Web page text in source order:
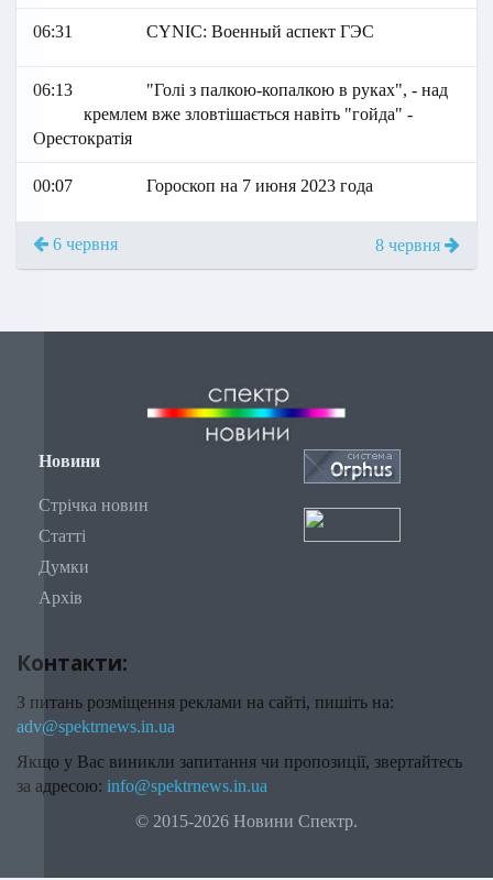
06:31 СYNIC: Военный аспект ГЭС
06:13
"Голі з палкою-копалкою в руках", - над
кремлем вже зловтішається навіть "гойда" -
Орестократія
00:07 Гороскоп на 7 июня 2023 года
6 червня 8 червня
Новини
Стрічка новин
Статті
Думки
Архів
Контакти:
З питань розміщення реклами на сайті, пишіть на:
adv@spektrnews.in.ua
Якщо у Вас виникли запитання чи пропозиції, звертайтесь
за адресою: info@spektrnews.in.ua
© 2015-2026 Новини Спектр.